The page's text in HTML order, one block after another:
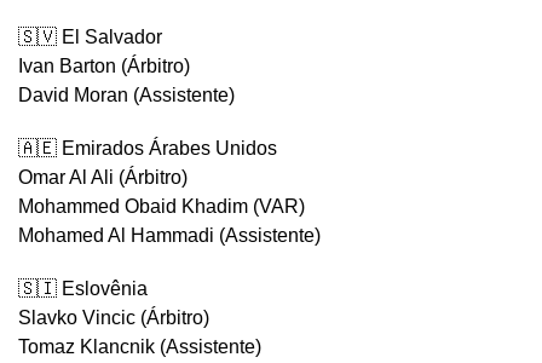
🇸🇻 El Salvador
Ivan Barton (Árbitro)
David Moran (Assistente)
🇦🇪 Emirados Árabes Unidos
Omar Al Ali (Árbitro)
Mohammed Obaid Khadim (VAR)
Mohamed Al Hammadi (Assistente)
🇸🇮 Eslovênia
Slavko Vincic (Árbitro)
Tomaz Klancnik (Assistente)